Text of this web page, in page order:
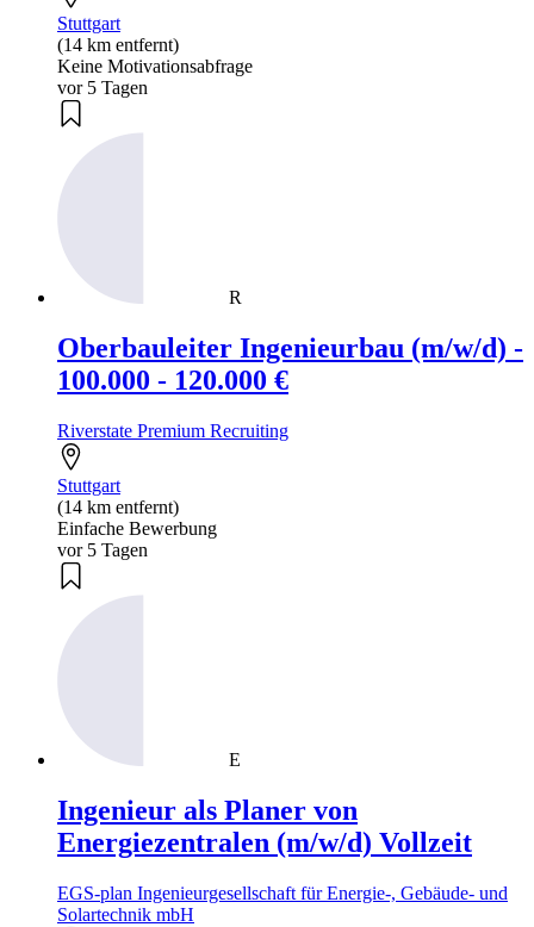
Stuttgart
(14 km entfernt)
Keine Motivationsabfrage
vor 5 Tagen
R
Oberbauleiter Ingenieurbau (m/w/d) -
100.000 - 120.000 €
Riverstate Premium Recruiting
Stuttgart
(14 km entfernt)
Einfache Bewerbung
vor 5 Tagen
E
Ingenieur als Planer von
Energiezentralen (m/w/d) Vollzeit
EGS-plan Ingenieurgesellschaft für Energie-, Gebäude- und
Solartechnik mbH